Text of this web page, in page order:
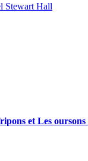
Stewart Hall
et Les oursons